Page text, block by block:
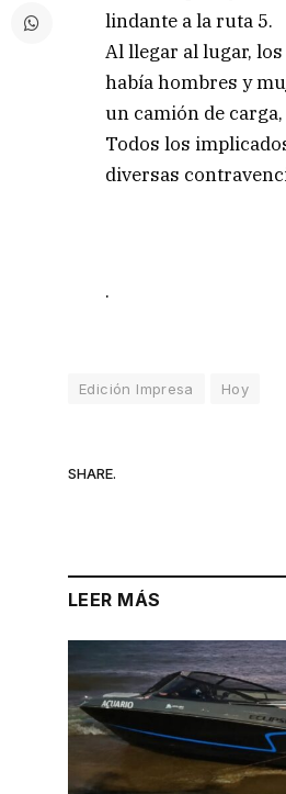
lindante a la ruta 5.
Al llegar al lugar,
había hombres y
un camión de
Todos los
diversas
.
Edición Impresa Hoy
SHARE.
LEER MÁS